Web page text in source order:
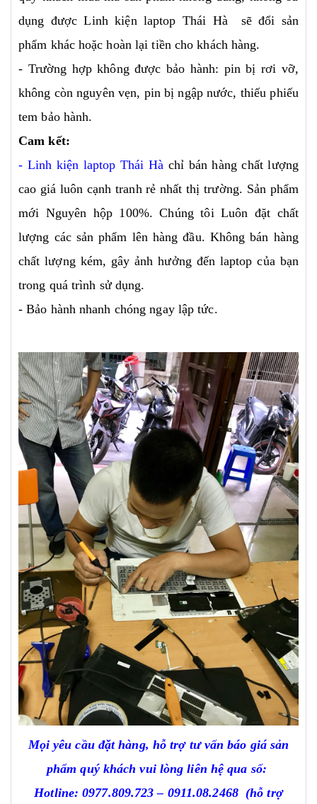
dụng được Linh kiện laptop Thái Hà sẽ đổi sản
phẩm khác hoặc hoàn lại tiền cho khách hàng.
- Trường hợp không được bảo hành: pin bị rơi vỡ,
không còn nguyên vẹn, pin bị ngập nước, thiếu phiếu
tem bảo hành.
Cam kết:
- Linh kiện laptop Thái Hà chỉ bán hàng chất lượng
cao giá luôn cạnh tranh rẻ nhất thị trường. Sản phẩm
mới Nguyên hộp 100%. Chúng tôi Luôn đặt chất
lượng các sản phẩm lên hàng đầu. Không bán hàng
chất lượng kém, gây ảnh hưởng đến laptop của bạn
trong quá trình sử dụng.
- Bảo hành nhanh chóng ngay lập tức.
Mọi yêu cầu đặt hàng, hỗ trợ tư vấn báo giá sản
phẩm quý khách vui lòng liên hệ qua số:
Hotline: 0977.809.723 – 0911.08.2468 (hỗ trợ